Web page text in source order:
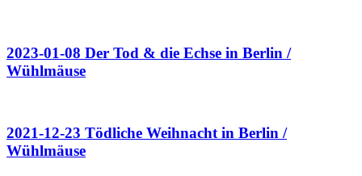
2023-01-08 Der Tod & die Echse in Berlin /
Wühlmäuse
2021-12-23 Tödliche Weihnacht in Berlin /
Wühlmäuse